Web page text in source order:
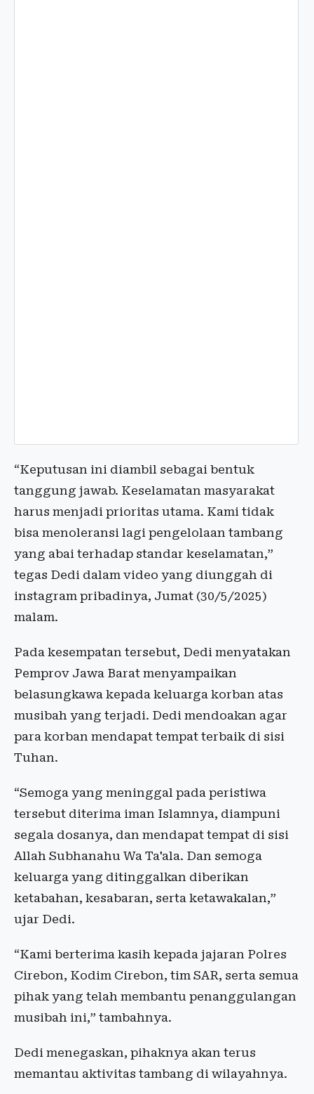
“Keputusan ini diambil sebagai bentuk
tanggung jawab. Keselamatan masyarakat
harus menjadi prioritas utama. Kami tidak
bisa menoleransi lagi pengelolaan tambang
yang abai terhadap standar keselamatan,”
tegas Dedi dalam video yang diunggah di
instagram pribadinya, Jumat (30/5/2025)
malam.
Pada kesempatan tersebut, Dedi menyatakan
Pemprov Jawa Barat menyampaikan
belasungkawa kepada keluarga korban atas
musibah yang terjadi. Dedi mendoakan agar
para korban mendapat tempat terbaik di sisi
Tuhan.
“Semoga yang meninggal pada peristiwa
tersebut diterima iman Islamnya, diampuni
segala dosanya, dan mendapat tempat di sisi
Allah Subhanahu Wa Ta'ala. Dan semoga
keluarga yang ditinggalkan diberikan
ketabahan, kesabaran, serta ketawakalan,”
ujar Dedi.
“Kami berterima kasih kepada jajaran Polres
Cirebon, Kodim Cirebon, tim SAR, serta semua
pihak yang telah membantu penanggulangan
musibah ini,” tambahnya.
Dedi menegaskan, pihaknya akan terus
memantau aktivitas tambang di wilayahnya.